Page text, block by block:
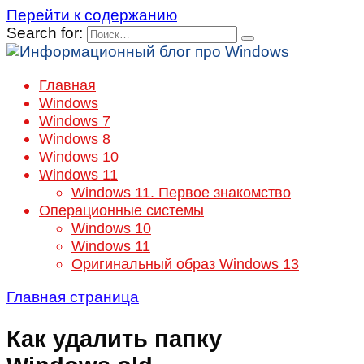
Перейти к содержанию
Search for:
Главная
Windows
Windows 7
Windows 8
Windows 10
Windows 11
Windows 11. Первое знакомство
Операционные системы
Windows 10
Windows 11
Оригинальный образ Windows 13
Главная страница
Как удалить папку